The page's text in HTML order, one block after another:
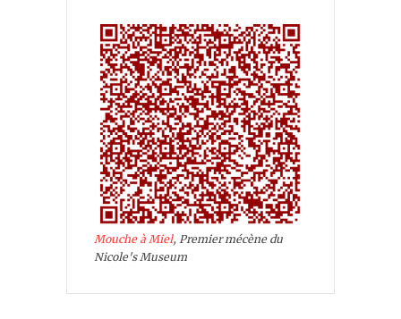
Mouche à Miel, Premier mécène du
Nicole's Museum